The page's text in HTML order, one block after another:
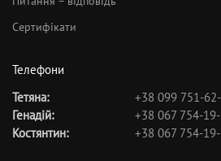
Сертифікати
Телефони
Тетяна:
+38 099 751-
Генадій:
+38 067 754-
Костянтин:
+38 067 754-